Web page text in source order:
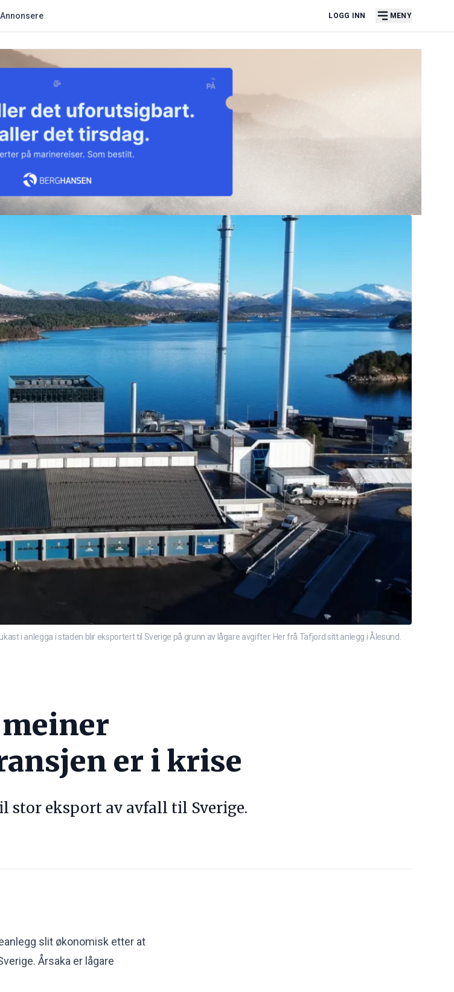
Annonsere LOGG INN MENY
i anlegga i staden blir eksportert til Sverige på grunn av lågare avgifter. Her frå Tafjord sitt anlegg i Ålesund.
er i krise
stor eksport av avfall til Sverige.
slit økonomisk etter at
Årsaka er lågare